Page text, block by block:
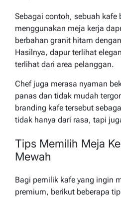
Sebagai contoh, sebuah kafe
menggunakan meja kerja
berbahan granit hitam
Hasilnya, dapur terlihat
terlihat dari area pelanggan.
Chef juga merasa nyaman
panas dan tidak mudah
branding kafe tersebut
tidak hanya dari rasa, tapi
Tips Memilih Meja
Mewah
Bagi pemilik kafe yang ingin
premium, berikut beberapa